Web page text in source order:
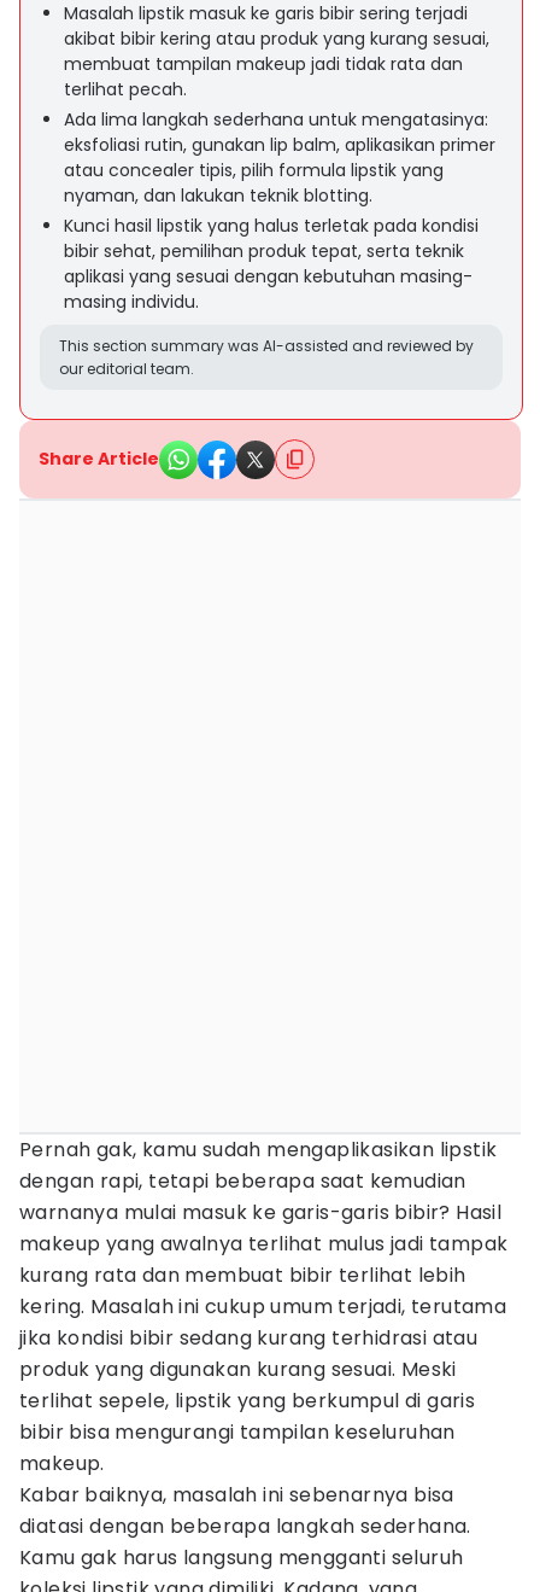
Masalah lipstik masuk ke garis bibir sering terjadi
akibat bibir kering atau produk yang kurang sesuai,
membuat tampilan makeup jadi tidak rata dan
terlihat pecah.
Ada lima langkah sederhana untuk mengatasinya:
eksfoliasi rutin, gunakan lip balm, aplikasikan primer
atau concealer tipis, pilih formula lipstik yang
nyaman, dan lakukan teknik blotting.
Kunci hasil lipstik yang halus terletak pada kondisi
bibir sehat, pemilihan produk tepat, serta teknik
aplikasi yang sesuai dengan kebutuhan masing-
masing individu.
This section summary was AI-assisted and reviewed by
our editorial team.
Share Article
Pernah gak, kamu sudah mengaplikasikan lipstik
dengan rapi, tetapi beberapa saat kemudian
warnanya mulai masuk ke garis-garis bibir? Hasil
makeup yang awalnya terlihat mulus jadi tampak
kurang rata dan membuat bibir terlihat lebih
kering. Masalah ini cukup umum terjadi, terutama
jika kondisi bibir sedang kurang terhidrasi atau
produk yang digunakan kurang sesuai. Meski
terlihat sepele, lipstik yang berkumpul di garis
bibir bisa mengurangi tampilan keseluruhan
makeup.
Kabar baiknya, masalah ini sebenarnya bisa
diatasi dengan beberapa langkah sederhana.
Kamu gak harus langsung mengganti seluruh